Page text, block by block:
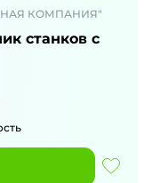
КОМПАНИЯ"
станков с